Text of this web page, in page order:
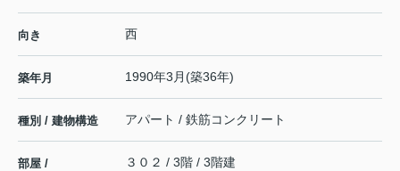
向き 西
築年月 1990年3月(築36年)
種別 / 建物構造 アパート / 鉄筋コンクリート
部屋 /
３０２ / 3階 / 3階建